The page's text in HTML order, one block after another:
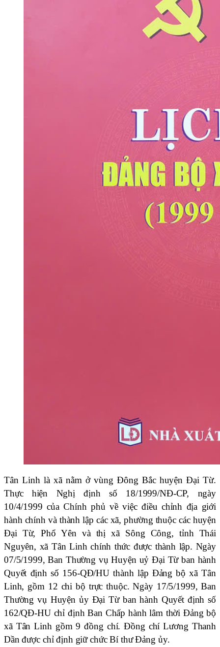
Tân Linh là xã nằm ở vùng Đông Bắc huyện Đại Từ.
Thực hiện Nghị định số 18/1999/NĐ-CP, ngày
10/4/1999 của Chính phủ về việc điều chỉnh địa giới
hành chính và thành lập các xã, phường thuộc các huyện
Đại Từ, Phổ Yên và thị xã Sông Công, tỉnh Thái
Nguyên, xã Tân Linh chính thức được thành lập. Ngày
07/5/1999, Ban Thường vụ Huyện uỷ Đại Từ ban hành
Quyết định số 156-QĐ/HU thành lập Đảng bộ xã Tân
Linh, gồm 12 chi bộ trực thuộc. Ngày 17/5/1999, Ban
Thường vụ Huyện ủy Đại Từ ban hành Quyết định số
162/QĐ-HU chỉ định Ban Chấp hành lâm thời Đảng bộ
xã Tân Linh gồm 9 đồng chí. Đồng chí Lương Thanh
Dần được chỉ định giữ chức Bí thư Đảng ủy.